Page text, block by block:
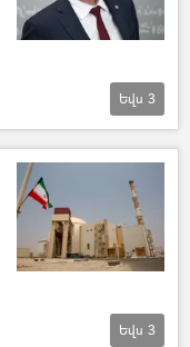
Եվս 3
Եվս 3